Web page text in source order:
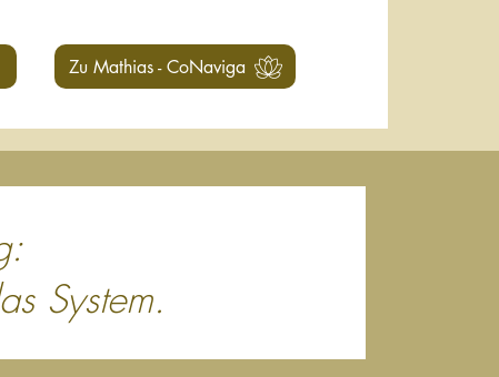
Zu Mathias - CoNaviga
System.